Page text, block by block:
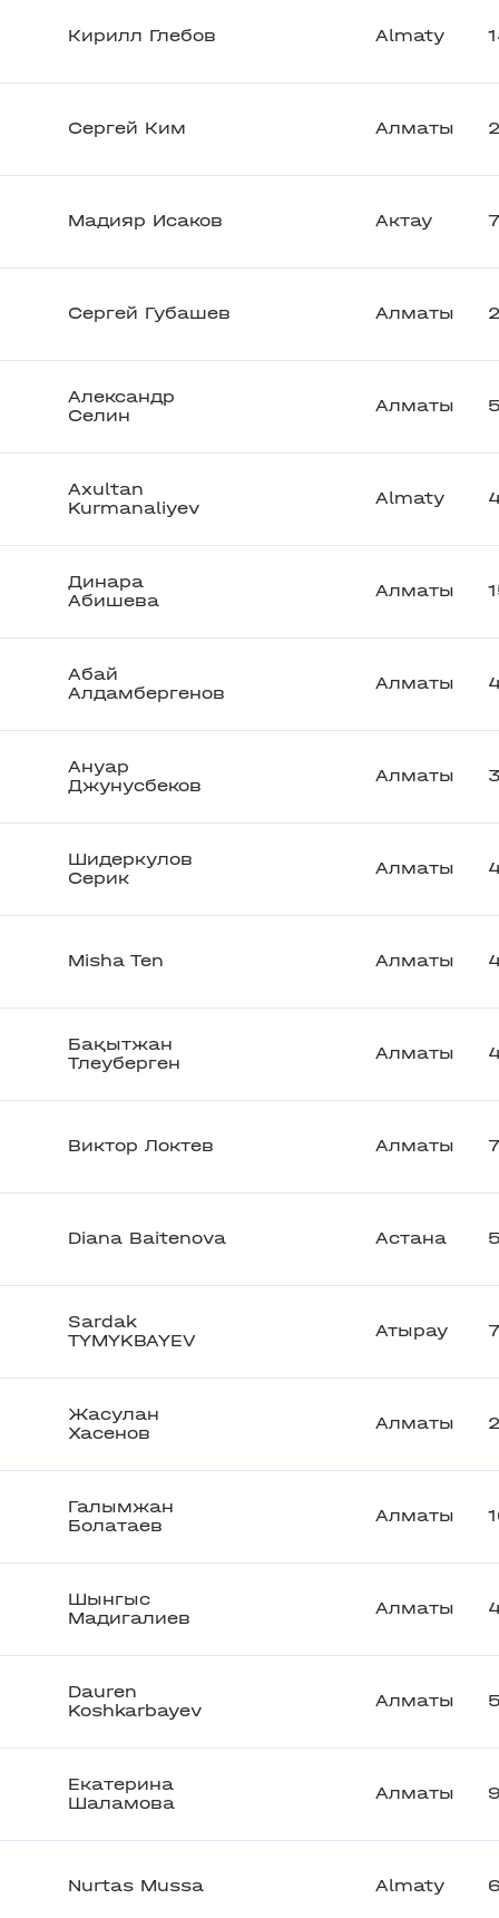
Кирилл Глебов Almaty
Сергей Ким Алматы
Мадияр Исаков Актау
Сергей Губашев Алматы
Александр
Селин
Алматы
Axultan
Kurmanaliyev
Almaty
Динара
Абишева
Алматы
Абай
Алдамбергенов
Алматы
Ануар
Джунусбеков
Алматы
Шидеркулов
Серик
Алматы
Misha Ten Алматы
Бақытжан
Тлеуберген
Алматы
Виктор Локтев Алматы
Diana Baitenova Астана
Sardak
TYMYKBAYEV
Атырау
Жасулан
Хасенов
Алматы
Галымжан
Болатаев
Алматы
Шынгыс
Мадигалиев
Алматы
Dauren
Koshkarbayev
Алматы
Екатерина
Шаламова
Алматы
Nurtas Mussa Almaty